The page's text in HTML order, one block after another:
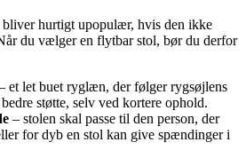
bliver hurtigt upopulær, hvis den ikke
du vælger en flytbar stol, bør du derfor
et let buet ryglæn, der følger rygsøjlens
støtte, selv ved kortere ophold.
– stolen skal passe til den person, der
for dyb en stol kan give spændinger i